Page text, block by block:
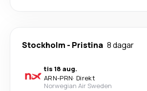
Stockholm - Pristina 8 dagar
tis 18 aug.
ARN-PRN· Direkt
Norwegian Air Sweden